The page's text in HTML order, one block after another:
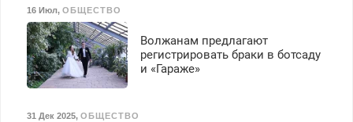
З/п – до 96000 рублей до
вычета налогов.
Ежемесячно
выплачивается денежная
премия. Возможно
бесплатное обучение,
16 Июл, ОБЩЕСТВО
Волжанам предлагают
регистрировать браки в ботсаду
и «Гараже»
31 Дек 2025, ОБЩЕСТВО